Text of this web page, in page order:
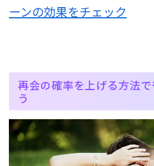
ーンの効果をチェック
再会の確率を上げる方法
う